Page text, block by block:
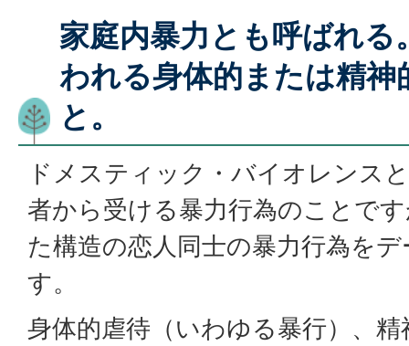
家庭内暴力とも呼ばれる
われる身体的または精神
と。
ドメスティック・バイオレンス
者から受ける暴力行為のことで
た構造の恋人同士の暴力行為を
す。
身体的虐待（いわゆる暴行）、